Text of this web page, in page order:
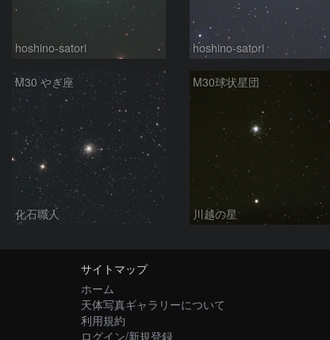
hoshino-satori hoshino-satori
M30 やぎ座
化石職人
M30球状星団
川越の星
サイトマップ
ホーム
天体写真ギャラリーについて
利用規約
ログイン/新規登録